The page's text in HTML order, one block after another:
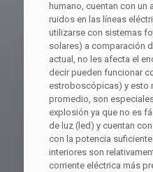
humano, cuentan con un
ruidos en las líneas
utilizarse con sistemas
solares) a comparación
actual, no les afecta el
decir pueden funcionar
estroboscópicas) y esto
promedio, son
explosión ya que no es
de luz (led) y cuentan
con la potencia
interiores son
corriente eléctrica más